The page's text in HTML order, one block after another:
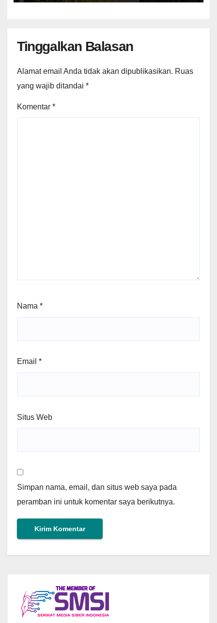
Tinggalkan Balasan
Alamat email Anda tidak akan dipublikasikan. Ruas
yang wajib ditandai *
Komentar *
Nama *
Email *
Situs Web
Simpan nama, email, dan situs web saya pada
peramban ini untuk komentar saya berikutnya.